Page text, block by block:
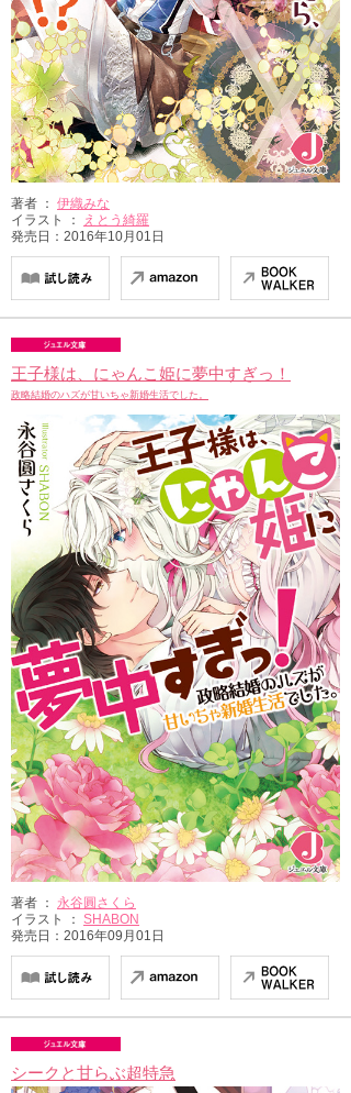
著者 ： 伊織みな
イラスト ：
えとう綺羅
発売日：2016年10月01日
王子様は、にゃんこ姫に夢中すぎっ！
政略結婚のハズが甘いちゃ新婚生活でした。
著者 ： 永谷圓さくら
イラスト ： SHABON
発売日：2016年09月01日
シークと甘らぶ超特急